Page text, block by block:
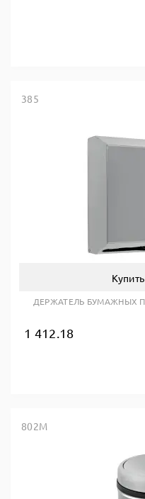
385
ДЕРЖАТЕЛЬ БУМАЖНЫХ
1 412.18
802M